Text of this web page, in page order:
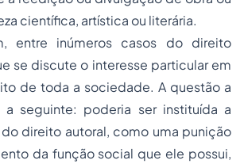
científica, artística ou literária.
entre inúmeros casos do direito
se discute o interesse particular em
de toda a sociedade. A questão a
a seguinte: poderia ser instituída a
direito autoral, como uma punição
da função social que ele possui,